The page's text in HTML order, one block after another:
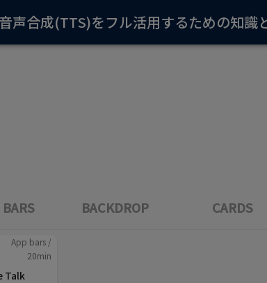
声合成(TTS)をフル活用するための知識
BACKDROP CARDS
App bars /
20min
Talk